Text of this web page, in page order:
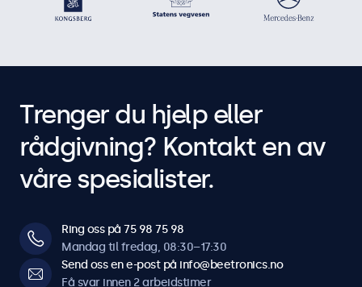
Trenger du hjelp eller
rådgivning? Kontakt en av
våre spesialister.
Ring oss på 75 98 75 98
Mandag til fredag, 08:30–17:30
Send oss en e-post på info@beetronics.no
Få svar innen 2 arbeidstimer